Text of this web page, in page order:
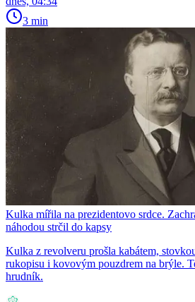
3 min
Kulka mířila na prezidentovo srdce.
náhodou strčil do kapsy
Kulka z revolveru prošla kabátem,
rukopisu i kovovým pouzdrem na brýle.
hrudník.